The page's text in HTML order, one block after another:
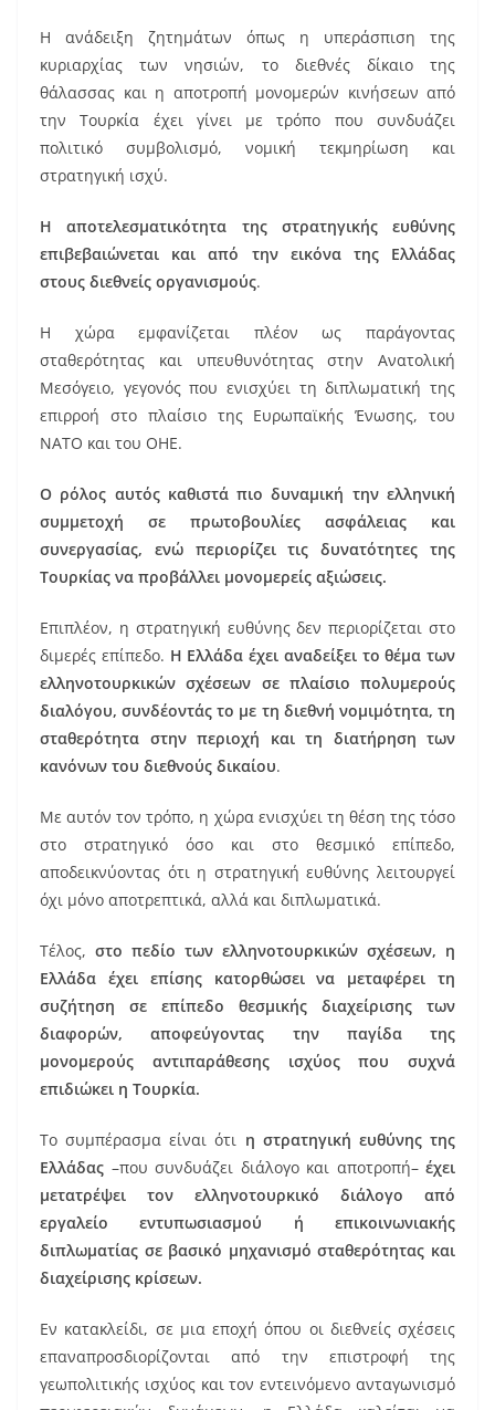
Η ανάδειξη ζητημάτων όπως η υπεράσπιση της
κυριαρχίας των νησιών, το διεθνές δίκαιο της
θάλασσας και η αποτροπή μονομερών κινήσεων από
την Τουρκία έχει γίνει με τρόπο που συνδυάζει
πολιτικό συμβολισμό, νομική τεκμηρίωση και
στρατηγική ισχύ.
Η αποτελεσματικότητα της στρατηγικής ευθύνης
επιβεβαιώνεται και από την εικόνα της Ελλάδας
στους διεθνείς οργανισμούς.
Η χώρα εμφανίζεται πλέον ως παράγοντας
σταθερότητας και υπευθυνότητας στην Ανατολική
Μεσόγειο, γεγονός που ενισχύει τη διπλωματική της
επιρροή στο πλαίσιο της Ευρωπαϊκής Ένωσης, του
ΝΑΤΟ και του ΟΗΕ.
Ο ρόλος αυτός καθιστά πιο δυναμική την ελληνική
συμμετοχή σε πρωτοβουλίες ασφάλειας και
συνεργασίας, ενώ περιορίζει τις δυνατότητες της
Τουρκίας να προβάλλει μονομερείς αξιώσεις.
Επιπλέον, η στρατηγική ευθύνης δεν περιορίζεται στο
διμερές επίπεδο. Η Ελλάδα έχει αναδείξει το θέμα των
ελληνοτουρκικών σχέσεων σε πλαίσιο πολυμερούς
διαλόγου, συνδέοντάς το με τη διεθνή νομιμότητα, τη
σταθερότητα στην περιοχή και τη διατήρηση των
κανόνων του διεθνούς δικαίου.
Με αυτόν τον τρόπο, η χώρα ενισχύει τη θέση της τόσο
στο στρατηγικό όσο και στο θεσμικό επίπεδο,
αποδεικνύοντας ότι η στρατηγική ευθύνης λειτουργεί
όχι μόνο αποτρεπτικά, αλλά και διπλωματικά.
Τέλος, στο πεδίο των ελληνοτουρκικών σχέσεων, η
Ελλάδα έχει επίσης κατορθώσει να μεταφέρει τη
συζήτηση σε επίπεδο θεσμικής διαχείρισης των
διαφορών, αποφεύγοντας την παγίδα της
μονομερούς αντιπαράθεσης ισχύος που συχνά
επιδιώκει η Τουρκία.
Το συμπέρασμα είναι ότι η στρατηγική ευθύνης της
Ελλάδας –που συνδυάζει διάλογο και αποτροπή– έχει
μετατρέψει τον ελληνοτουρκικό διάλογο από
εργαλείο εντυπωσιασμού ή επικοινωνιακής
διπλωματίας σε βασικό μηχανισμό σταθερότητας και
διαχείρισης κρίσεων.
Εν κατακλείδι, σε μια εποχή όπου οι διεθνείς σχέσεις
επαναπροσδιορίζονται από την επιστροφή της
γεωπολιτικής ισχύος και τον εντεινόμενο ανταγωνισμό